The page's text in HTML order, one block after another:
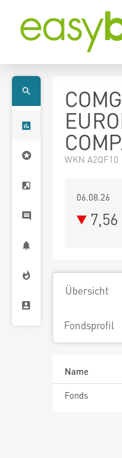
WKN
06.08.26
Übersicht
Fondsprofil
Name
Fonds